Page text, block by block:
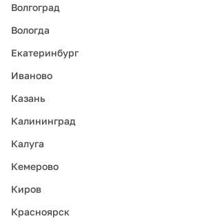
Волгоград
Вологда
Екатеринбург
Иваново
Казань
Калининград
Калуга
Кемерово
Киров
Красноярск